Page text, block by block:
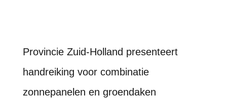
Provincie Zuid-Holland presenteert
handreiking voor combinatie
zonnepanelen en groendaken